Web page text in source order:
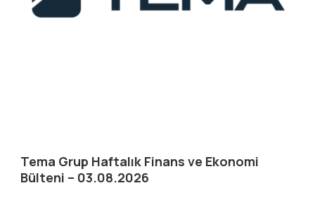
Tema Grup Haftalık Finans ve Ekonomi
Bülteni – 03.08.2026